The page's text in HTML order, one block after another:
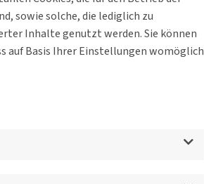
sowie solche, die lediglich zu
Inhalte genutzt werden. Sie können
auf Basis Ihrer Einstellungen womöglich
und
des